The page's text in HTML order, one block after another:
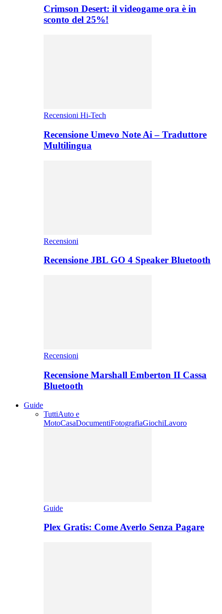
Crimson Desert: il videogame ora è in
sconto del 25%!
Recensioni Hi-Tech
Recensione Umevo Note Ai – Traduttore
Multilingua
Recensioni
Recensione JBL GO 4 Speaker Bluetooth
Recensioni
Recensione Marshall Emberton II Cassa
Bluetooth
Guide
TuttiAuto e
MotoCasaDocumentiFotografiaGiochiLavoro
Guide
Plex Gratis: Come Averlo Senza Pagare